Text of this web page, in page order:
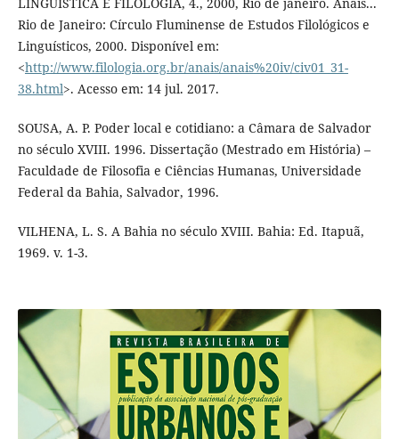
LINGUÍSTICA E FILOLOGIA, 4., 2000, Rio de janeiro. Anais...
Rio de Janeiro: Círculo Fluminense de Estudos Filológicos e
Linguísticos, 2000. Disponível em:
<http://www.filologia.org.br/anais/anais%20iv/civ01_31-
38.html>. Acesso em: 14 jul. 2017.
SOUSA, A. P. Poder local e cotidiano: a Câmara de Salvador
no século XVIII. 1996. Dissertação (Mestrado em História) –
Faculdade de Filosofia e Ciências Humanas, Universidade
Federal da Bahia, Salvador, 1996.
VILHENA, L. S. A Bahia no século XVIII. Bahia: Ed. Itapuã,
1969. v. 1-3.